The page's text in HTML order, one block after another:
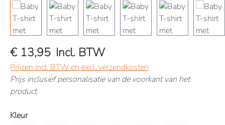
€ 13,95 Incl. BTW
Prijzen incl. BTW en excl. verzendkosten
Prijs inclusief personalisatie van de voorkant van het
product.
Selecteer
Kleur